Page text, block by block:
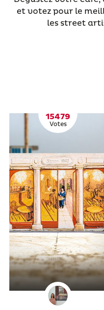
et votez pour le
les street
15479
Votes